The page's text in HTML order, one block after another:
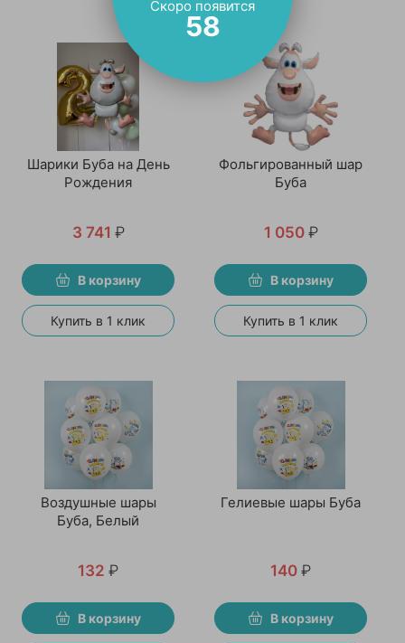
Шарики Буба на День
Рождения
3 741 ₽
В корзину
Купить в 1 клик
Фольгированный шар
Буба
1 050 ₽
В корзину
Купить в 1 клик
Воздушные шары
Буба, Белый
132 ₽
В корзину
Гелиевые шары Буба
140 ₽
В корзину
Скоро появится
58